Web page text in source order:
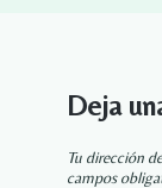
Deja
Tu dirección
campos